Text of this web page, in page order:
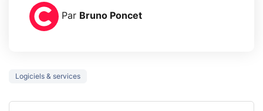
Par Bruno Poncet
Logiciels & services